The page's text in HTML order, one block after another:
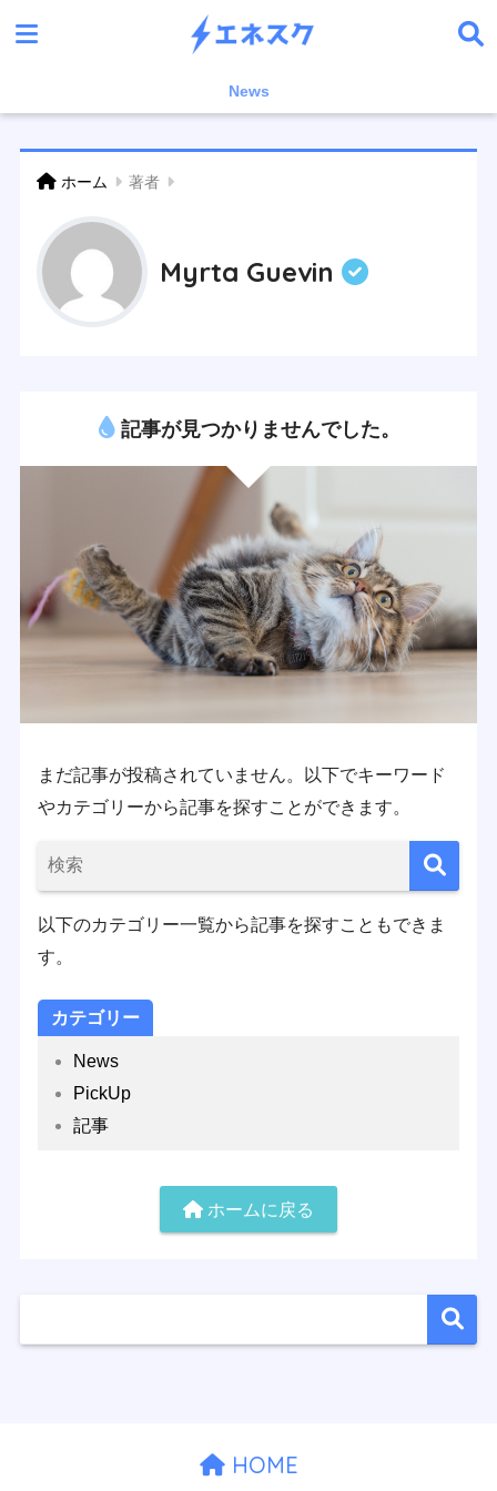
News
ホーム 著者
Myrta Guevin
記事が見つかりませんでした。
まだ記事が投稿されていません。以下でキーワード
やカテゴリーから記事を探すことができます。
以下のカテゴリー一覧から記事を探すこともできま
す。
カテゴリー
News
PickUp
記事
ホームに戻る
HOME